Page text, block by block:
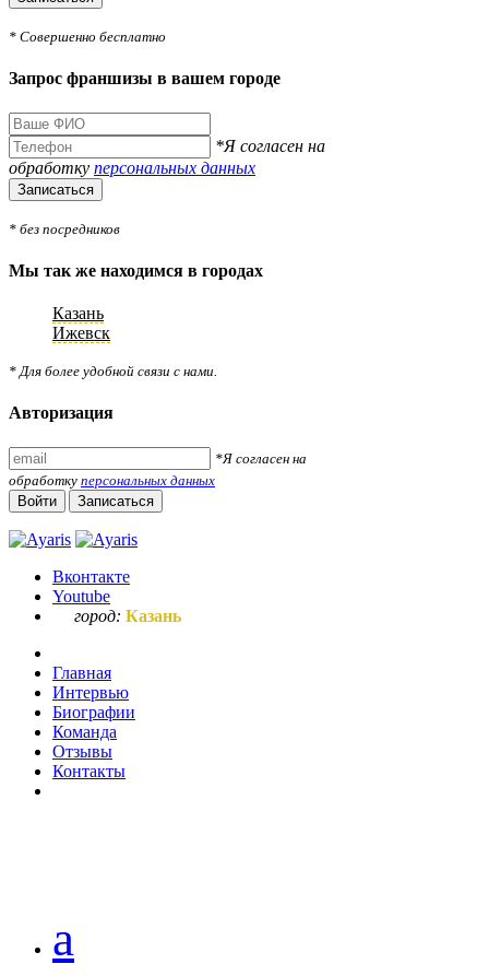
* Совершенно бесплатно
Запрос франшизы в вашем городе
*Я согласен на
обработку персональных данных
Записаться
* без посредников
Мы так же находимся в городах
Казань
Ижевск
* Для более удобной связи с нами.
Авторизация
*Я согласен на
обработку персональных данных
Войти
Записаться
Вконтакте
Youtube
город: Казань
Главная
Интервью
Биографии
Команда
Отзывы
Контакты
а